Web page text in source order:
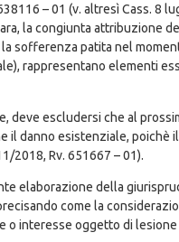
– 01 (v. altresì Cass. 8
la congiunta attribuzione
sofferenza patita nel
rappresentano elementi
deve escludersi che al
danno esistenziale, poichè
2018, Rv. 651667 – 01).
elaborazione della
come la
interesse oggetto di lesione